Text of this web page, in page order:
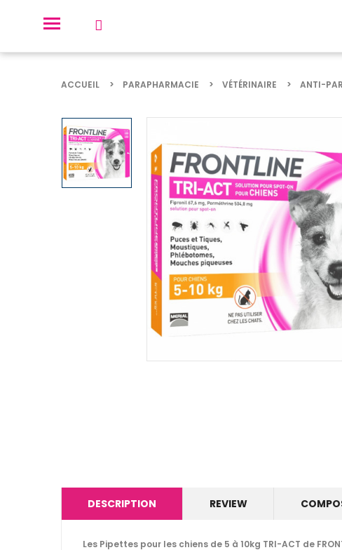
ACCUEIL PARAPHARMACIE VÉTÉRINAIRE ANTI-
DESCRIPTION REVIEW
Les Pipettes pour les chiens de 5 à 10kg TRI-ACT de